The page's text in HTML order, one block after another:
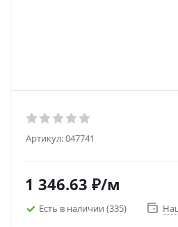
Артикул:047741
1 346.63 ₽/м
Есть в наличии (335)